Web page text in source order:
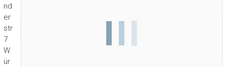
nd
er
str
7
W
ür